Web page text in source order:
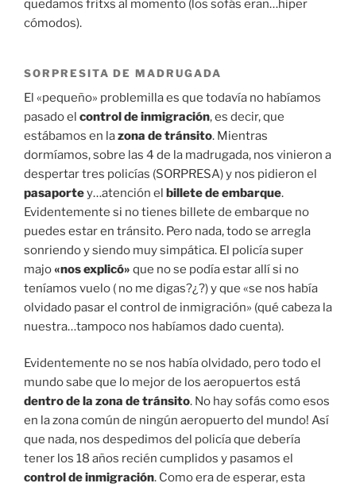
quedamos fritxs al momento (los sofás eran…hiper
cómodos).
SORPRESITA DE MADRUGADA
El «pequeño» problemilla es que todavía no habíamos
pasado el control de inmigración, es decir, que
estábamos en lazona de tránsito. Mientras
dormíamos, sobre las 4 de la madrugada, nos vinieron a
despertar tres policías (SORPRESA) y nos pidieron el
pasaportey…atención el billete de embarque.
Evidentemente si no tienes billete de embarque no
puedes estar en tránsito. Pero nada, todo se arregla
sonriendo y siendo muy simpática. El policía super
majo«nos explicó» que no se podía estar allí si no
teníamos vuelo ( no me digas?¿?) y que «se nos había
olvidado pasar el control de inmigración» (qué cabeza la
nuestra…tampoco nos habíamos dado cuenta).
Evidentemente no se nos había olvidado, pero todo el
mundo sabe que lo mejor de los aeropuertos está
dentro de la zona de tránsito. No hay sofás como esos
en la zona común de ningún aeropuerto del mundo! Así
que nada, nos despedimos del policía que debería
tener los 18 años recién cumplidos y pasamos el
control de inmigración. Como era de esperar, esta